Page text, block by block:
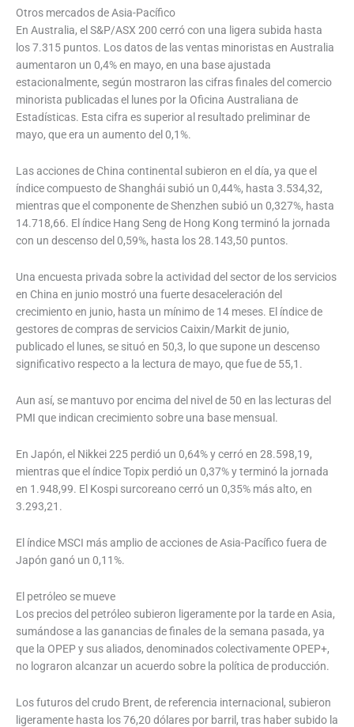
Otros mercados de Asia-Pacífico
En Australia, el S&P/ASX 200 cerró con una ligera subida hasta
los 7.315 puntos. Los datos de las ventas minoristas en Australia
aumentaron un 0,4% en mayo, en una base ajustada
estacionalmente, según mostraron las cifras finales del comercio
minorista publicadas el lunes por la Oficina Australiana de
Estadísticas. Esta cifra es superior al resultado preliminar de
mayo, que era un aumento del 0,1%.
Las acciones de China continental subieron en el día, ya que el
índice compuesto de Shanghái subió un 0,44%, hasta 3.534,32,
mientras que el componente de Shenzhen subió un 0,327%, hasta
14.718,66. El índice Hang Seng de Hong Kong terminó la jornada
con un descenso del 0,59%, hasta los 28.143,50 puntos.
Una encuesta privada sobre la actividad del sector de los servicios
en China en junio mostró una fuerte desaceleración del
crecimiento en junio, hasta un mínimo de 14 meses. El índice de
gestores de compras de servicios Caixin/Markit de junio,
publicado el lunes, se situó en 50,3, lo que supone un descenso
significativo respecto a la lectura de mayo, que fue de 55,1.
Aun así, se mantuvo por encima del nivel de 50 en las lecturas del
PMI que indican crecimiento sobre una base mensual.
En Japón, el Nikkei 225 perdió un 0,64% y cerró en 28.598,19,
mientras que el índice Topix perdió un 0,37% y terminó la jornada
en 1.948,99. El Kospi surcoreano cerró un 0,35% más alto, en
3.293,21.
El índice MSCI más amplio de acciones de Asia-Pacífico fuera de
Japón ganó un 0,11%.
El petróleo se mueve
Los precios del petróleo subieron ligeramente por la tarde en Asia,
sumándose a las ganancias de finales de la semana pasada, ya
que la OPEP y sus aliados, denominados colectivamente OPEP+,
no lograron alcanzar un acuerdo sobre la política de producción.
Los futuros del crudo Brent, de referencia internacional, subieron
ligeramente hasta los 76,20 dólares por barril, tras haber subido la